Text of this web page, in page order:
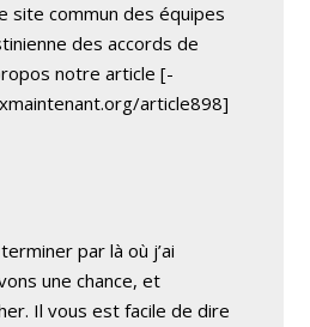
site commun des équipes
des accords de
notre article [-
article898]
par là où j’ai
une chance, et
Il vous est facile de dire